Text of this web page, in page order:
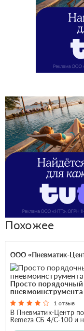
Похожее
ООО «Пневматик-
Просто порядочный
1 отзыв
В Пневматик-Центр
Remeza СБ 4/С-100 и